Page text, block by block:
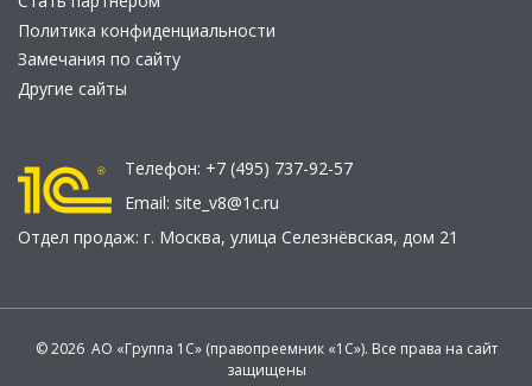
Политика конфиденциальности
Замечания по сайту
Другие сайты
Телефон: +7 (495) 737-92-57
Email: site_v8@1c.ru
Отдел продаж: г. Москва, улица Селезнёвская, дом 21
© 2026 АО «Группа 1С» (правопреемник «1С»). Все права на сайт
защищены